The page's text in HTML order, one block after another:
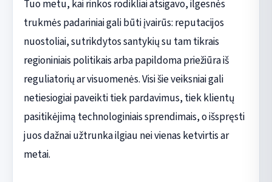
Tuo metu, kai rinkos rodikliai atsigavo, ilgesnės
trukmės padariniai gali būti įvairūs: reputacijos
nuostoliai, sutrikdytos santykių su tam tikrais
regioniniais politikais arba papildoma priežiūra iš
reguliatorių ar visuomenės. Visi šie veiksniai gali
netiesiogiai paveikti tiek pardavimus, tiek klientų
pasitikėjimą technologiniais sprendimais, o išspręsti
juos dažnai užtrunka ilgiau nei vienas ketvirtis ar
metai.